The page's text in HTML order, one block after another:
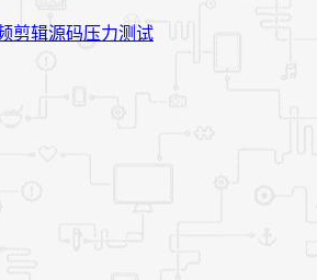
剪辑源码压力测试